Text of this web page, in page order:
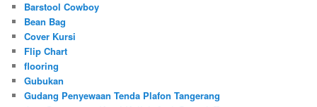
Barstool Cowboy
Bean Bag
Cover Kursi
Flip Chart
flooring
Gubukan
Gudang Penyewaan Tenda Plafon Tangerang